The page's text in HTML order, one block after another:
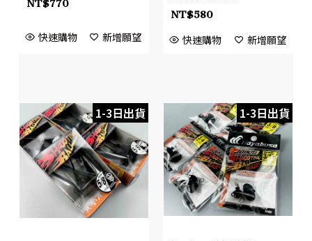
NT$770
快速購物 新增願望
NT$580
快速購物 新增願望
1-3日出貨 1-3日出貨